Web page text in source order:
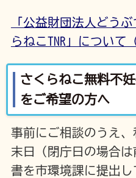
「公益財団法人どう
らねこTNR」について
さくらねこ無料不
をご希望の方へ
事前にご相談のうえ
末日（閉庁日の場合
書を市環境課に提出し